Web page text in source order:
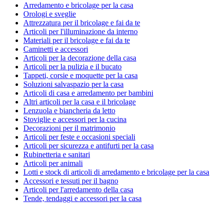
Arredamento e bricolage per la casa
Orologi e sveglie
Attrezzatura per il bricolage e fai da te
Articoli per l'illuminazione da interno
Materiali per il bricolage e fai da te
Caminetti e accessori
Articoli per la decorazione della casa
Articoli per la pulizia e il bucato
Tappeti, corsie e moquette per la casa
Soluzioni salvaspazio per la casa
Articoli di casa e arredamento per bambini
Altri articoli per la casa e il bricolage
Lenzuola e biancheria da letto
Stoviglie e accessori per la cucina
Decorazioni per il matrimonio
Articoli per feste e occasioni speciali
Articoli per sicurezza e antifurti per la casa
Rubinetteria e sanitari
Articoli per animali
Lotti e stock di articoli di arredamento e bricolage per la casa
Accessori e tessuti per il bagno
Articoli per l'arredamento della casa
Tende, tendaggi e accessori per la casa